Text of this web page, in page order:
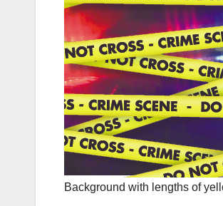
Background with lengths of